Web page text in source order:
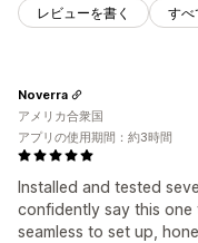
レビューを書く すべ
Installed and tested
confidently say this one
seamless to set up,
Noverra
アメリカ合衆国
アプリの使用期間：約3時間